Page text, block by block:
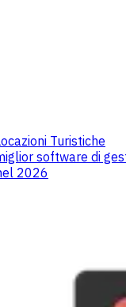
Turistiche
software di
2026